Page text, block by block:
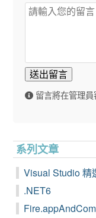
送出留言
留言將在管理
系列文章
Visual Studio 精
.NET6